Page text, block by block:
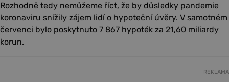
Rozhodně tedy nemůžeme říct, že by důsledky pandemie
koronaviru snížily zájem lidí o hypoteční úvěry. V samotném
červenci bylo poskytnuto 7 867 hypoték za 21,60 miliardy
korun.
REKLAMA